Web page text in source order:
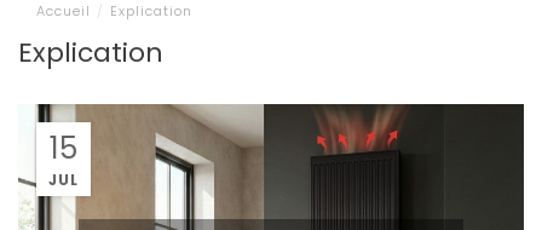
Accueil / Explication
Explication
15
JUL